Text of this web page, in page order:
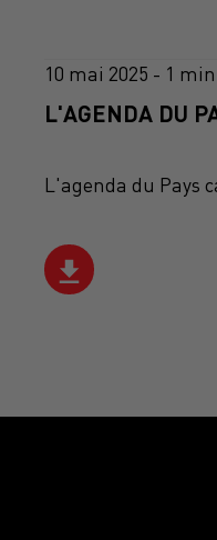
10 mai 2025 - 1 min
L'AGENDA DU
L'agenda du Pays